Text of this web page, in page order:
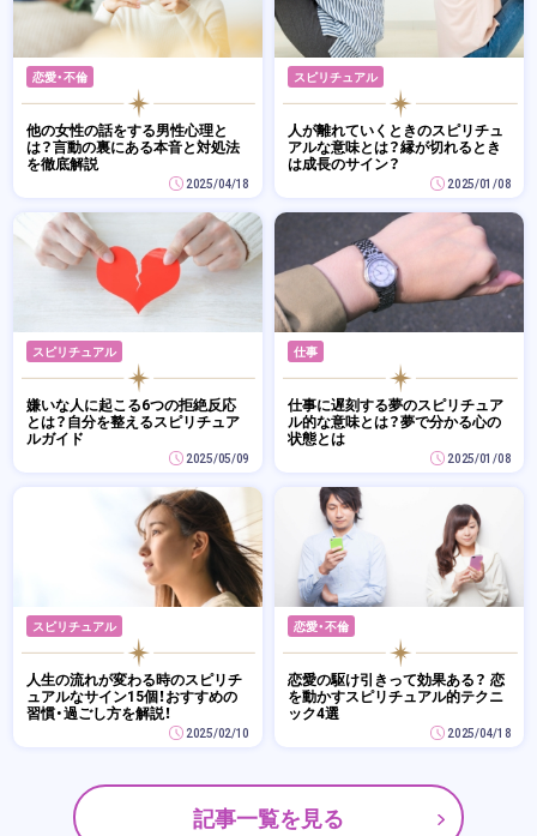
恋愛・不倫
他の女性の話をする男性心理と
は？言動の裏にある本音と対処法
を徹底解説
2025/04/18
スピリチュアル
人が離れていくときのスピリチュ
アルな意味とは？縁が切れるとき
は成長のサイン？
2025/01/08
スピリチュアル
嫌いな人に起こる6つの拒絶反応
とは？自分を整えるスピリチュア
ルガイド
2025/05/09
仕事
仕事に遅刻する夢のスピリチュア
ル的な意味とは？夢で分かる心の
状態とは
2025/01/08
スピリチュアル
人生の流れが変わる時のスピリチ
ュアルなサイン15個！おすすめの
習慣・過ごし方を解説！
2025/02/10
恋愛・不倫
恋愛の駆け引きって効果ある？ 恋
を動かすスピリチュアル的テクニ
ック4選
2025/04/18
記事一覧を見る